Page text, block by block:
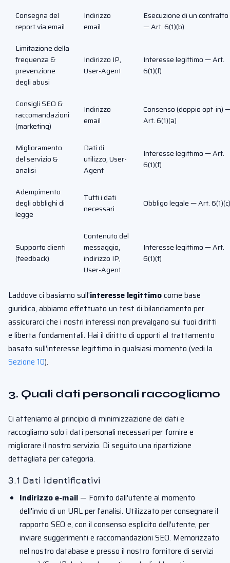
Consegna del
report via email
Indirizzo
email
Esecuzione di un contratto
— Art. 6(1)(b)
Limitazione della
frequenza &
prevenzione
degli abusi
Indirizzo IP,
User-Agent
Interesse legittimo — Art.
6(1)(f)
Consigli SEO &
raccomandazioni
(marketing)
Indirizzo
email
Consenso (doppio opt-in)
Art. 6(1)(a)
Miglioramento
del servizio &
analisi
Dati di
utilizzo, User-
Agent
Interesse legittimo — Art.
6(1)(f)
Adempimento
degli obblighi di
legge
Tutti i dati
necessari
Obbligo legale — Art. 6(1)(c)
Supporto clienti
(feedback)
Contenuto del
messaggio,
indirizzo IP,
User-Agent
Interesse legittimo — Art.
6(1)(f)
Laddove ci basiamo sull'interesse legittimocome base
giuridica, abbiamo effettuato un test di bilanciamento per
assicurarci che i nostri interessi non prevalgano sui tuoi diritti
e liberta fondamentali. Hai il diritto di opporti al trattamento
basato sull'interesse legittimo in qualsiasi momento (vedi la
Sezione 10).
3. Quali dati personali raccogliamo
Ci atteniamo al principio di minimizzazione dei dati e
raccogliamo solo i dati personali necessari per fornire e
migliorare il nostro servizio. Di seguito una ripartizione
dettagliata per categoria.
3.1 Dati identificativi
Indirizzo e-mail — Fornito dall'utente al momento
dell'invio di un URL per l'analisi. Utilizzato per consegnare il
rapporto SEO e, con il consenso esplicito dell'utente, per
inviare suggerimenti e raccomandazioni SEO. Memorizzato
nel nostro database e presso il nostro fornitore di servizi